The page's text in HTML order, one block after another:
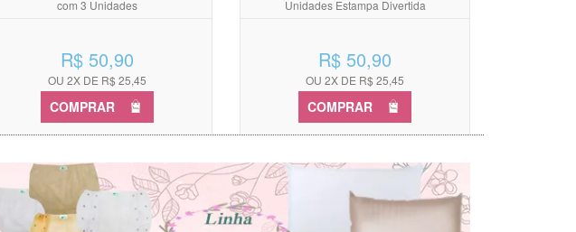
com 3 Unidades
R$ 50,90
OU 2X DE R$ 25,45
COMPRAR
Unidades Estampa Divertida
R$ 50,90
OU 2X DE R$ 25,45
COMPRAR